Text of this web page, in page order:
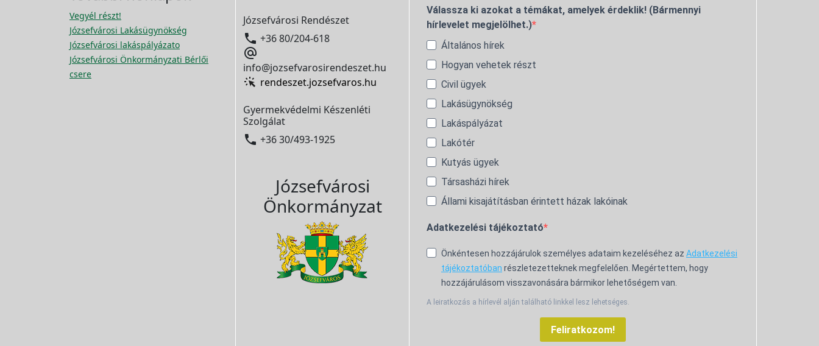
Vegyél részt!
Józsefvárosi Lakásügynökség
Józsefvárosi lakáspályázato
Józsefvárosi Önkormányzati Bérlői
csere
Józsefvárosi Rendészet
 +36 80/204-618

info@jozsefvarosirendeszet.hu
rendeszet.jozsefvaros.hu
Gyermekvédelmi Készenléti
Szolgálat
 +36 30/493-1925
Józsefvárosi
Önkormányzat
Válassza ki azokat a témákat, amelyek érdeklik! (Bármennyi
hírlevelet megjelölhet.)
Általános hírek
Hogyan vehetek részt
Civil ügyek
Lakásügynökség
Lakáspályázat
Lakótér
Kutyás ügyek
Társasházi hírek
Állami kisajátításban érintett házak lakóinak
Adatkezelési tájékoztató
Önkéntesen hozzájárulok személyes adataim kezeléséhez az Adatkezelési
tájékoztatóban részletezetteknek megfelelően. Megértettem, hogy
hozzájárulásom visszavonására bármikor lehetőségem van.
A leiratkozás a hírlevél alján található linkkel lesz lehetséges.
Feliratkozom!